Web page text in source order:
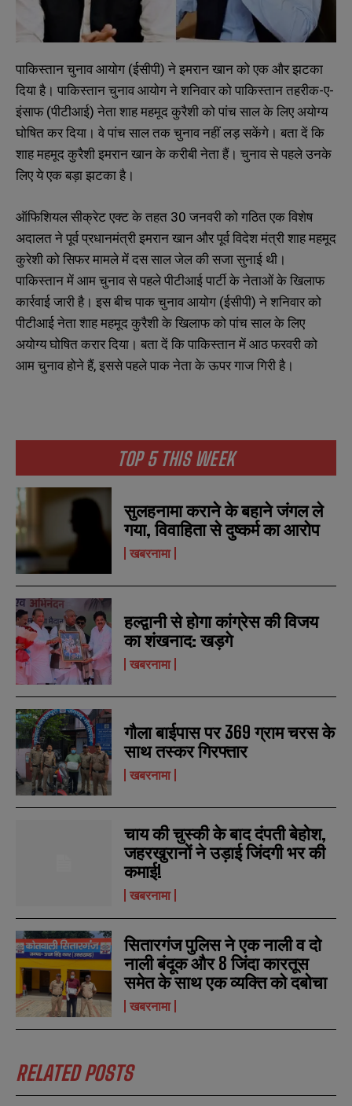
a
i
l
*
N
u
m
b
e
r
s
SUBMIT
a
i
l
*
N
u
m
b
e
r
s
SUBMIT
TOP 5 THIS WEEK
सुलहनामा कराने के बहाने जंगल ले
गया, विवाहिता से दुष्कर्म का आरोप
खबरनामा
हल्द्वानी से होगा कांग्रेस की विजय
का शंखनाद: खड़गे
खबरनामा
गौला बाईपास पर 369 ग्राम चरस के
साथ तस्कर गिरफ्तार
खबरनामा
चाय की चुस्की के बाद दंपती बेहोश,
जहरखुरानों ने उड़ाई जिंदगी भर की
कमाई!
खबरनामा
सितारगंज पुलिस ने एक नाली व दो
नाली बंदूक और 8 जिंदा कारतूस
समेत के साथ एक व्यक्ति को दबोचा
खबरनामा
RELATED POSTS
पाकिस्तान चुनाव आयोग (ईसीपी) ने इमरान खान को एक और झटका
दिया है। पाकिस्तान चुनाव आयोग ने शनिवार को पाकिस्तान तहरीक-ए-
इंसाफ (पीटीआई) नेता शाह महमूद कुरैशी को पांच साल के लिए अयोग्य
घोषित कर दिया। वे पांच साल तक चुनाव नहीं लड़ सकेंगे। बता दें कि
शाह महमूद कुरैशी इमरान खान के करीबी नेता हैं। चुनाव से पहले उनके
लिए ये एक बड़ा झटका है।
ऑफिशियल सीक्रेट एक्ट के तहत 30 जनवरी को गठित एक विशेष
अदालत ने पूर्व प्रधानमंत्री इमरान खान और पूर्व विदेश मंत्री शाह महमूद
कुरेशी को सिफर मामले में दस साल जेल की सजा सुनाई थी।
पाकिस्तान में आम चुनाव से पहले पीटीआई पार्टी के नेताओं के खिलाफ
कार्रवाई जारी है। इस बीच पाक चुनाव आयोग (ईसीपी) ने शनिवार को
पीटीआई नेता शाह महमूद कुरैशी के खिलाफ को पांच साल के लिए
अयोग्य घोषित करार दिया। बता दें कि पाकिस्तान में आठ फरवरी को
आम चुनाव होने हैं, इससे पहले पाक नेता के ऊपर गाज गिरी है।